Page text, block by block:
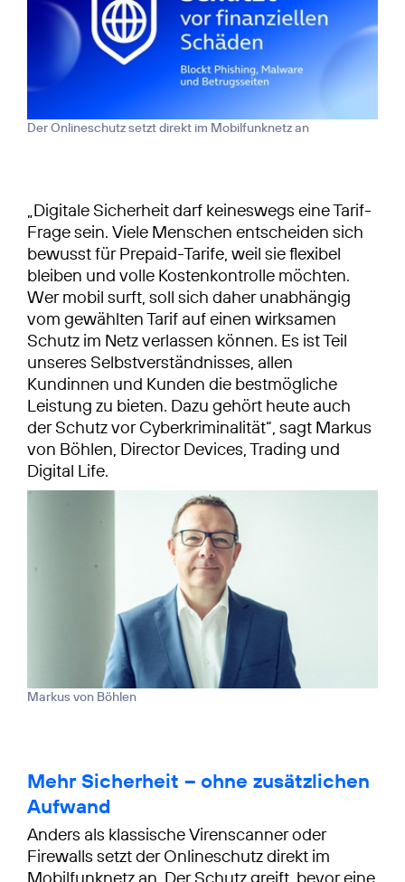
Der Onlineschutz setzt direkt im Mobilfunknetz an
„Digitale Sicherheit darf keineswegs eine Tarif-
Frage sein. Viele Menschen entscheiden sich
bewusst für Prepaid-Tarife, weil sie flexibel
bleiben und volle Kostenkontrolle möchten.
Wer mobil surft, soll sich daher unabhängig
vom gewählten Tarif auf einen wirksamen
Schutz im Netz verlassen können. Es ist Teil
unseres Selbstverständnisses, allen
Kundinnen und Kunden die bestmögliche
Leistung zu bieten. Dazu gehört heute auch
der Schutz vor Cyberkriminalität“, sagt Markus
von Böhlen, Director Devices, Trading und
Digital Life.
Markus von Böhlen
Mehr Sicherheit – ohne zusätzlichen
Aufwand
Anders als klassische Virenscanner oder
Firewalls setzt der Onlineschutz direkt im
Mobilfunknetz an. Der Schutz greift, bevor eine